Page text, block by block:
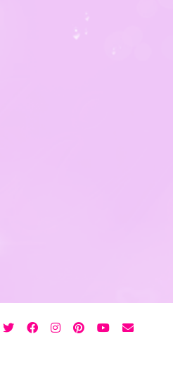
twitterfacebookinstagram
pinterest
youtube
email